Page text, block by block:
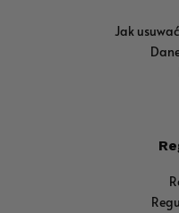
Jak